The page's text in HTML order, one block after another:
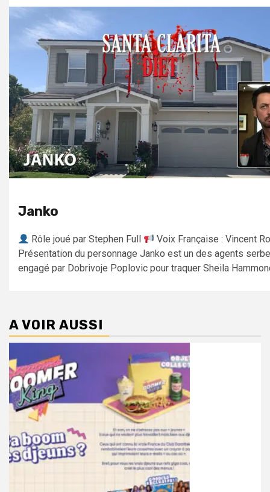
Janko
Rôle joué par Stephen Full
Voix Française : Vincent
Présentation du personnage Janko est un des agents
engagé par Dobrivoje Poplovic pour traquer Sheila
A VOIR AUSSI